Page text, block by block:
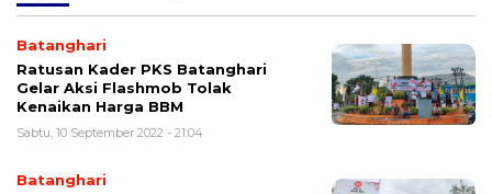
Batanghari
Ratusan Kader PKS Batanghari
Gelar Aksi Flashmob Tolak
Kenaikan Harga BBM
Sabtu, 10 September 2022 - 21:04
Batanghari